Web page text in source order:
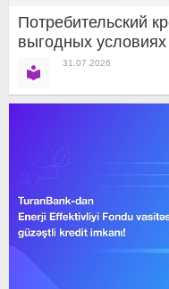
Потребительский
выгодных условиях
31.07.2026